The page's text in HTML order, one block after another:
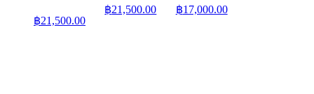
฿21,500.00
฿21,500.00 ฿17,000.00